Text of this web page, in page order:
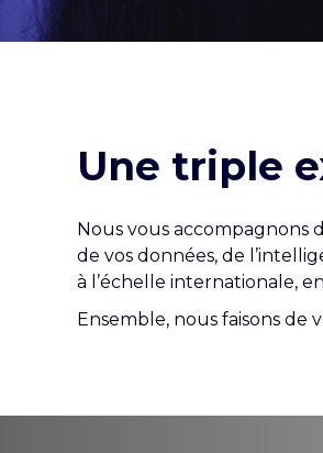
Une triple
Nous vous accompagnons
de vos données, de
à l’échelle internationale,
Ensemble, nous faisons